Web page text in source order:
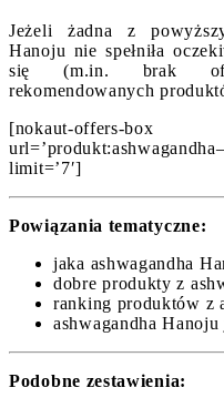
Jeżeli żadna z
Hanoju nie spełniła
się (m.in. brak
rekomendowanych
[nokaut-offers-
limit=’7′]
Powiązania tematyczne:
jaka ashwagandha
dobre produkty z
ranking produktów z
ashwagandha Hanoju
Podobne zestawienia: